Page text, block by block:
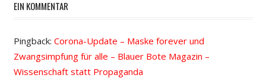
EIN KOMMENTAR
Pingback: Corona-Update – Maske forever und
Zwangsimpfung für alle – Blauer Bote Magazin –
Wissenschaft statt Propaganda